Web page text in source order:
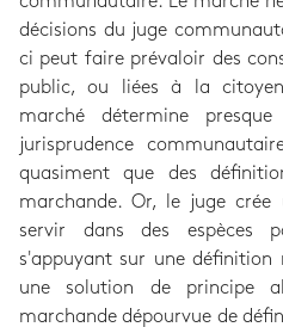
décisions du juge
ci peut faire prévaloir des
public, ou liées à la
marché détermine
jurisprudence
quasiment que des
marchande. Or, le juge
servir dans des espèces
s'appuyant sur une définition
une solution de principe
marchande dépourvue de